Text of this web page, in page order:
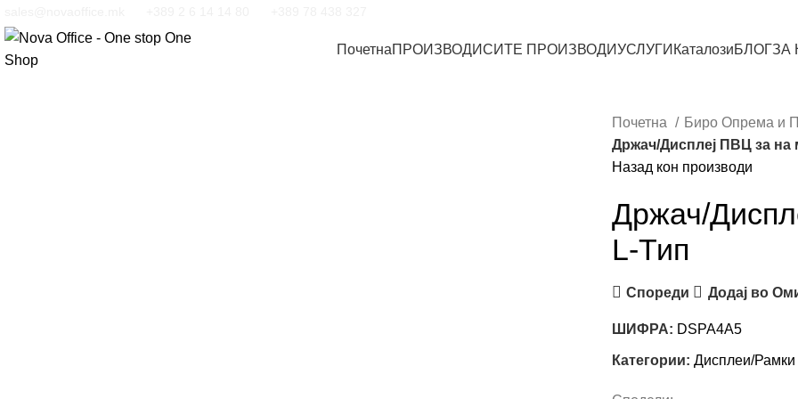
ПочетнаПРОИЗВОДИСИТЕ ПРОИЗВОДИУСЛУГИ КаталозиБЛОГЗА
Почетна
Биро Опрема и
Држач/Дисплеј ПВЦ за на
Назад кон производи
Држач/
L-Тип
Спореди Додај во
ШИФРА: DSPA4A5
Категории: Дисплеи/Рамки